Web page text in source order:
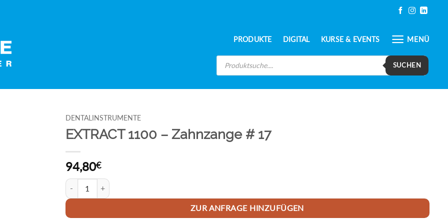
PRODUKTE DIGITAL KURSE & EVENTS MENÜ
Products
search
SUCHEN
DENTALINSTRUMENTE
EXTRACT 1100 – Zahnzange # 17
94,80€
EXTRACT 1100 - Zahnzange # 17 Menge
ZUR ANFRAGE HINZUFÜGEN